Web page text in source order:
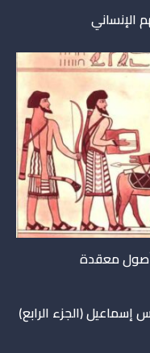
الإنساني
معقدة
إسماعيل (الجزء الرابع)